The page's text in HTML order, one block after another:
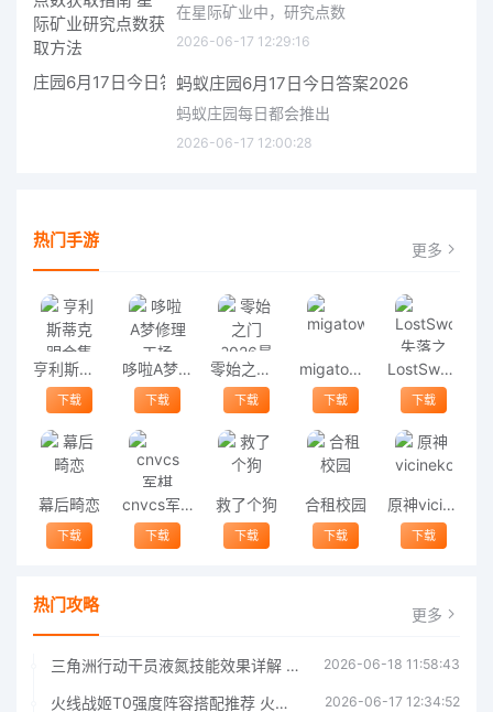
在星际矿业中，研究点数
2026-06-17 12:29:16
蚂蚁庄园6月17日今日答案2026
蚂蚁庄园每日都会推出
2026-06-17 12:00:28
热门手游 更多
亨利斯蒂克明合集
下载
哆啦A梦修理工场
下载
零始之门2026最新版
下载
migatowemyworld1.68
下载
LostSword失落之剑
下载
幕后畸恋
下载
cnvcs军棋
下载
救了个狗
下载
合租校园
下载
原神vicineko
下载
热门攻略 更多
三角洲行动干员液氮技能效果详解 三角洲行动干员液氮技能介绍 2026-06-18 11:58:43
火线战姬T0强度阵容搭配推荐 火线战姬T0强度阵容哪个好 2026-06-17 12:34:52